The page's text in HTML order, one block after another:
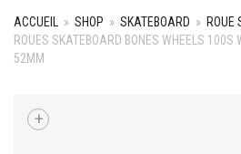
ACCUEIL » SHOP » SKATEBOARD » ROUE
ROUES SKATEBOARD BONES WHEELS 100S
52MM
+